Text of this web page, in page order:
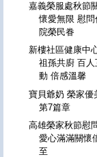
嘉義榮服處秋節
懷愛無限 慰問
院榮民眷
新樓社區健康中
祖孫共廚 百人
動 倍感溫馨
寶貝爺奶 榮家優
第7篇章
高雄榮家秋節慰
愛心滿滿關懷
至